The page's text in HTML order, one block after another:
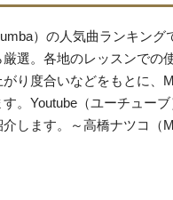
）の人気曲ランキング
選。各地のレッスンでの
り度合いなどをもとに、
。Youtube（ユーチュー
します。～高橋ナツコ（